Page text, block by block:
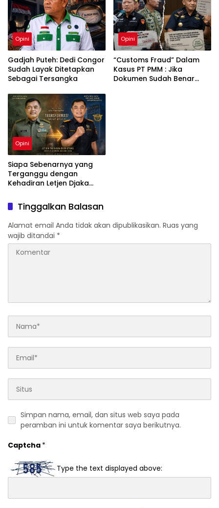
Opini
Gadjah Puteh: Dedi Congor
Sudah Layak Ditetapkan
Sebagai Tersangka
Opini
“Customs Fraud” Dalam
Kasus PT PMM : Jika
Dokumen Sudah Benar
Opini
Siapa Sebenarnya yang
Terganggu dengan
Kehadiran Letjen Djaka
sebagai Dirjen Bea Cukai?
Tinggalkan Balasan
Alamat email Anda tidak akan dipublikasikan. Ruas yang
wajib ditandai *
Simpan nama, email, dan situs web saya pada
peramban ini untuk komentar saya berikutnya.
Captcha *
Type the text displayed above: